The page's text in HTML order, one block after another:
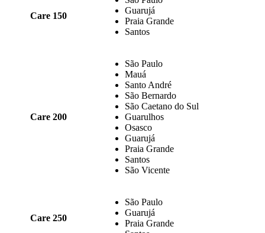
Care 150
Guarujá
Praia Grande
Santos
Care 200
São Paulo
Mauá
Santo André
São Bernardo
São Caetano do Sul
Guarulhos
Osasco
Guarujá
Praia Grande
Santos
São Vicente
Care 250
São Paulo
Guarujá
Praia Grande